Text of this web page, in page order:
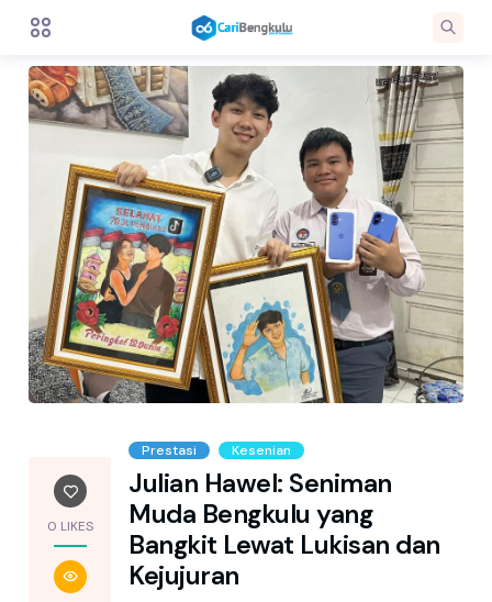
0 LIKES
Prestasi Kesenian
Julian Hawel: Seniman
Muda Bengkulu yang
Bangkit Lewat Lukisan dan
Kejujuran